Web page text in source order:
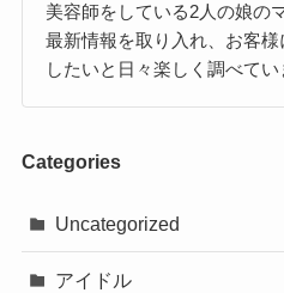
美容師をしている2人の娘の
最新情報を取り入れ、お客
したいと日々楽しく調べてい
Categories
Uncategorized
アイドル